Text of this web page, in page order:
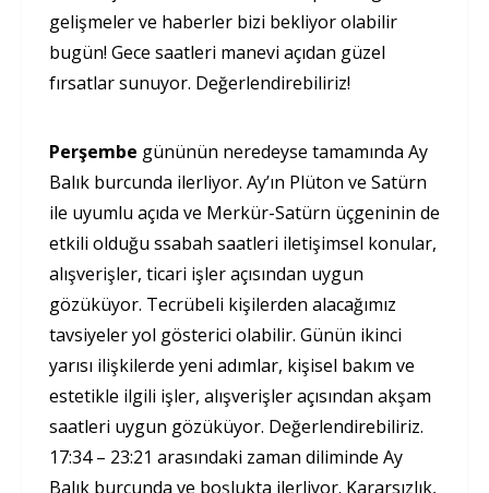
gelişmeler ve haberler bizi bekliyor olabilir
bugün! Gece saatleri manevi açıdan güzel
fırsatlar sunuyor. Değerlendirebiliriz!
Perşembe gününün neredeyse tamamında Ay
Balık burcunda ilerliyor. Ay’ın Plüton ve Satürn
ile uyumlu açıda ve Merkür-Satürn üçgeninin de
etkili olduğu ssabah saatleri iletişimsel konular,
alışverişler, ticari işler açısından uygun
gözüküyor. Tecrübeli kişilerden alacağımız
tavsiyeler yol gösterici olabilir. Günün ikinci
yarısı ilişkilerde yeni adımlar, kişisel bakım ve
estetikle ilgili işler, alışverişler açısından akşam
saatleri uygun gözüküyor. Değerlendirebiliriz.
17:34 – 23:21 arasındaki zaman diliminde Ay
Balık burcunda ve boşlukta ilerliyor. Kararsızlık,